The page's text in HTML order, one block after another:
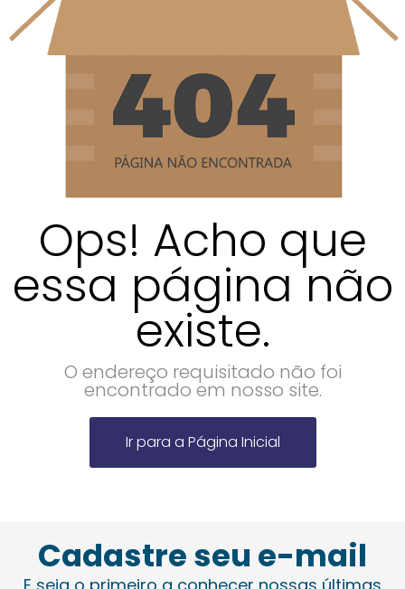
Ops! Acho que
essa página não
existe.
O endereço requisitado não foi
encontrado em nosso site.
Ir para a Página Inicial
Cadastre seu e-mail